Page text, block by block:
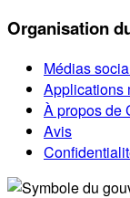
Organisation
Médias
Applications
À propos de
Avis